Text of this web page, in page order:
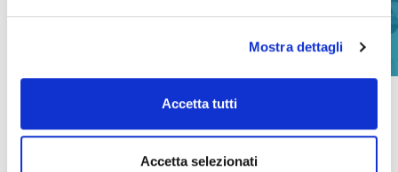
Mostra dettagli
Accetta tutti
Accetta selezionati
Onboarding come accoglienza, mantenimento e
valorizzazione dei talenti in azienda.
Un tema spesso sottovalutato ma di grande attualità.